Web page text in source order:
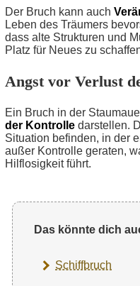
Der Bruch kann auch
Leben des Träumers
dass alte Strukturen und
Platz für Neues zu
Angst vor Verlust
Ein Bruch in der
der Kontrolle darstellen.
Situation befinden, in der
außer Kontrolle geraten,
Hilflosigkeit führt.
Das könnte dich
Schiffbruch